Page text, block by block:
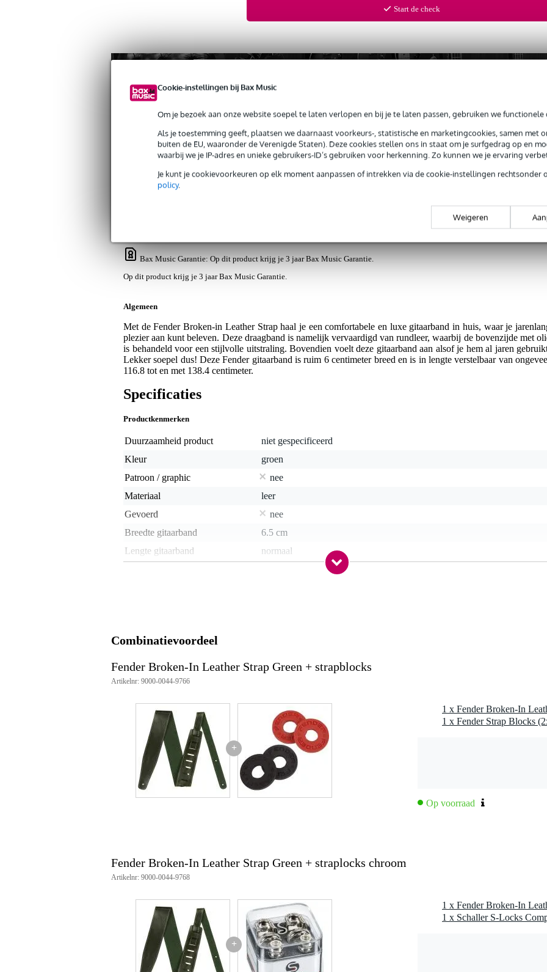
Cookie-instellingen bij Bax Music
Om je bezoek aan onze website soepel te laten verlopen en bij je te laten passen, gebruiken we functionele
Als je toestemming geeft, plaatsen we daarnaast voorkeurs-, statistische en marketingcookies, samen met
buiten de EU, waaronder de Verenigde Staten). Deze cookies stellen ons in staat om je surfgedrag op en
waarbij we je IP-adres en unieke gebruikers-ID’s gebruiken voor herkenning. Zo kunnen we je ervaring
Je kunt je cookievoorkeuren op elk moment aanpassen of intrekken via de cookie-instellingen rechtsonder
policy.
Weigeren
Start de check
Productinformatie Reviews(1)
Bax Music Garantie: Op dit product krijg je 3 jaar Bax Music Garantie.
Op dit product krijg je 3 jaar Bax Music Garantie.
Algemeen
Met de Fender Broken-in Leather Strap haal je een comfortabele en luxe gitaarband in huis, waar je
plezier aan kunt beleven. Deze draagband is namelijk vervaardigd van rundleer, waarbij de bovenzijde met
is behandeld voor een stijlvolle uitstraling. Bovendien voelt deze gitaarband aan alsof je hem al jaren
Lekker soepel dus! Deze Fender gitaarband is ruim 6 centimeter breed en is in lengte verstelbaar van
116.8 tot en met 138.4 centimeter.
Specificaties
Productkenmerken
Duurzaamheid product
niet gespecificeerd
Kleur
groen
Patroon / graphic
nee
Materiaal
leer
Gevoerd
nee
Breedte gitaarband
6.5 cm
Lengte gitaarband
normaal
Gewicht
150 gr
Productspecificaties
Fender gitaarband
serie: broken-in leather strap
breedte: 6.35 cm (2.5 inch)
materiaal: leer
lengte: verstelbaar van 116.8 t/m 138.4 cm
land van herkomst: Canada
Combinatievoordeel
Fender Broken-In Leather Strap Green + strapblocks
Artikelnr: 9000-0044-9766
+
1 x Fender Broken-In
1 x Fender Strap Blocks
Op voorraad
Fender Broken-In Leather Strap Green + straplocks chroom
Artikelnr: 9000-0044-9768
+
1 x Fender Broken-In
1 x Schaller S-Locks